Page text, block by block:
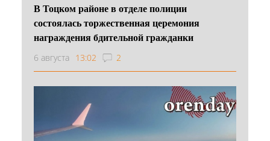
В Тоцком районе в отделе полиции
состоялась торжественная церемония
награждения бдительной гражданки
6 августа 13:02 2